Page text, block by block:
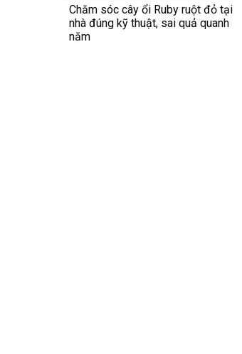
Chăm sóc cây ổi Ruby ruột đỏ tại
nhà đúng kỹ thuật, sai quả quanh
năm